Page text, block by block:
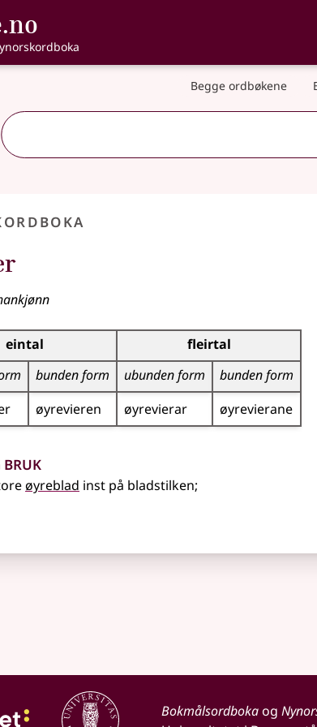
, Bokmålsordboka og
Begge ordbøkene
for dette substantivet
eintal
fleirtal
bunden form ubunden form
bunden form
øyrevieren øyrevierar øyrevierane
bruk
øyreblad inst på bladstilken;
Bokmålsordbokaog